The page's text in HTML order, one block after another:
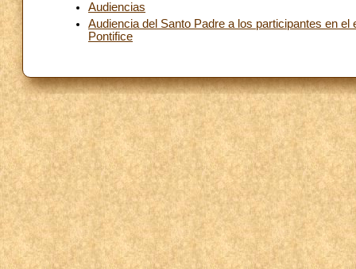
Audiencias
Audiencia del Santo Padre a los participantes en
Pontifice